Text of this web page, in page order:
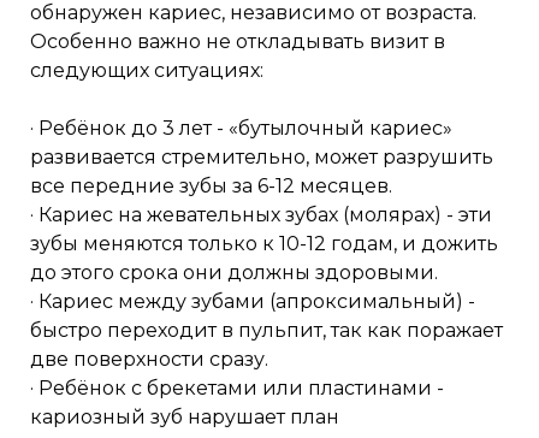
обнаружен кариес, независимо от возраста.
Особенно важно не откладывать визит в
следующих ситуациях:
· Ребёнок до 3 лет - «бутылочный кариес»
развивается стремительно, может разрушить
все передние зубы за 6-12 месяцев.
· Кариес на жевательных зубах (молярах) - эти
зубы меняются только к 10-12 годам, и дожить
до этого срока они должны здоровыми.
· Кариес между зубами (апроксимальный) -
быстро переходит в пульпит, так как поражает
две поверхности сразу.
· Ребёнок с брекетами или пластинами -
кариозный зуб нарушает план